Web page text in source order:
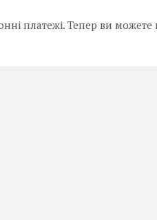
платежі. Тепер ви